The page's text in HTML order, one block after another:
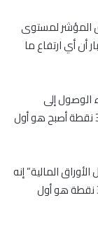
المؤشر لمستوى
أن أي ارتفاع ما
الوصول إلى
مستويات 3400 نقطة، مشيراً إلى أن مستوى 3346 نقطة أصبح هو أول
المالية” إنه
بالنسبة لمستويات المقاومة، فيعد مستوى 3400 نقطة هو أول